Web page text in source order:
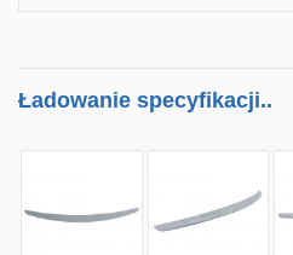
Ładowanie specyfikacji..